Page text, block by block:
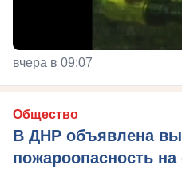
вчера в 09:07
Общество
В ДНР объявлена
пожароопасность